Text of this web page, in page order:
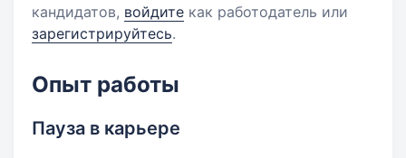
кандидатов, войдите как работодатель или
зарегистрируйтесь.
Опыт работы
Пауза в карьере